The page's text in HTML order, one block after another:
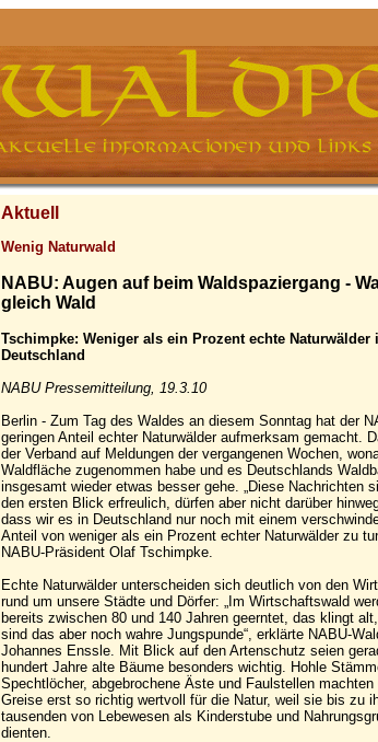
Aktuell
Wenig Naturwald
NABU: Augen auf beim Waldspaziergang -
gleich Wald
Tschimpke: Weniger als ein Prozent echte Naturwälder
Deutschland
NABU Pressemitteilung, 19.3.10
Berlin - Zum Tag des Waldes an diesem Sonntag hat der
geringen Anteil echter Naturwälder aufmerksam gemacht.
der Verband auf Meldungen der vergangenen Wochen,
Waldfläche zugenommen habe und es Deutschlands
insgesamt wieder etwas besser gehe. „Diese Nachrichten
den ersten Blick erfreulich, dürfen aber nicht darüber
dass wir es in Deutschland nur noch mit einem
Anteil von weniger als ein Prozent echter Naturwälder zu
NABU-Präsident Olaf Tschimpke.
Echte Naturwälder unterscheiden sich deutlich von den
rund um unsere Städte und Dörfer: „Im Wirtschaftswald
bereits zwischen 80 und 140 Jahren geerntet, das klingt
sind das aber noch wahre Jungspunde“, erklärte NABU-
Johannes Enssle. Mit Blick auf den Artenschutz seien
hundert Jahre alte Bäume besonders wichtig. Hohle
Spechtlöcher, abgebrochene Äste und Faulstellen
Greise erst so richtig wertvoll für die Natur, weil sie bis zu
tausenden von Lebewesen als Kinderstube und
dienten.